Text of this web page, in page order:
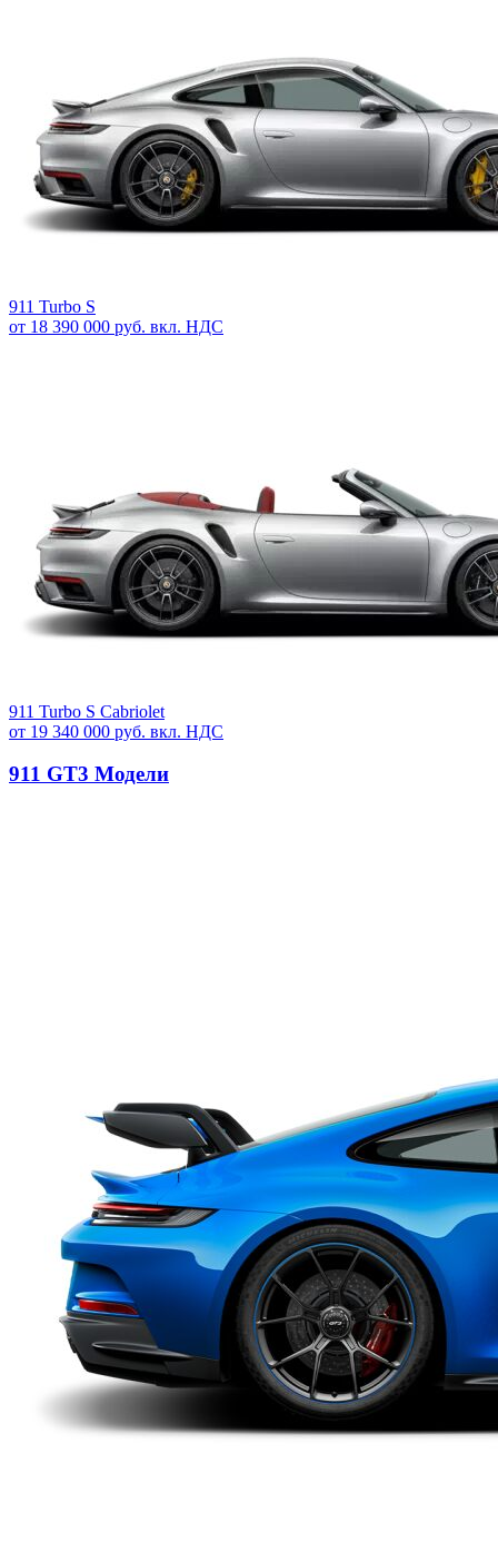
911 Turbo S
от 18 390 000 руб. вкл. НДС
911 Turbo S Cabriolet
от 19 340 000 руб. вкл. НДС
911 GT3 Модели